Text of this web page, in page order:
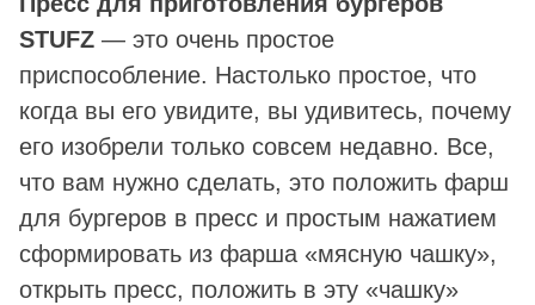
STUFZ ― это очень простое
приспособление. Настолько простое, что
когда вы его увидите, вы удивитесь, почему
его изобрели только совсем недавно. Все,
что вам нужно сделать, это положить фарш
для бургеров в пресс и простым нажатием
сформировать из фарша «мясную чашку»,
открыть пресс, положить в эту «чашку»